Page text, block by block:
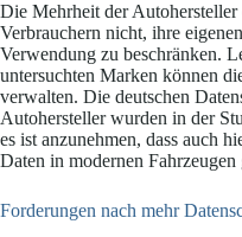
Die Mehrheit der Autohersteller
Verbrauchern nicht, ihre
Verwendung zu beschränken.
untersuchten Marken können
verwalten. Die deutschen
Autohersteller wurden in der
es ist anzunehmen, dass auch
Daten in modernen Fahrzeugen
Forderungen nach mehr